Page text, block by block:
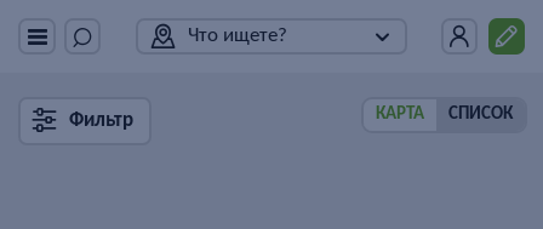
Что ищете?
Фильтр КАРТА СПИСОК